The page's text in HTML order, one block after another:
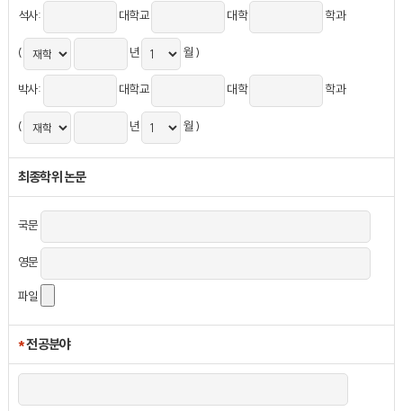
석사: 대학교 대학 학과
( 년 월 )
박사: 대학교 대학 학과
( 년 월 )
최종학위 논문
국문
영문
파일
*전공분야